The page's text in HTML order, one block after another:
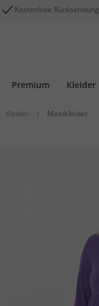
Kostenlose Rücksendung
Premium Kleider
Kleider | Maxikleider